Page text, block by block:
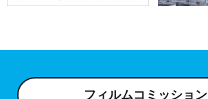
フィルムコミッション